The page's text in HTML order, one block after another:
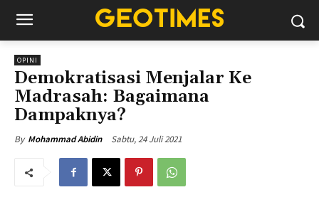
OPINI
Demokratisasi Menjalar Ke
Madrasah: Bagaimana
Dampaknya?
By Mohammad Abidin Sabtu, 24 Juli 2021